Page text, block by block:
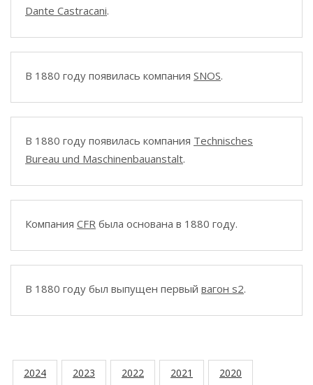
Dante Castracani.
В 1880 году появилась компания SNOS.
В 1880 году появилась компания Technisches
Bureau und Maschinenbauanstalt.
Компания CFR была основана в 1880 году.
В 1880 году был выпущен первый вагон s2.
2024 2023 2022 2021 2020